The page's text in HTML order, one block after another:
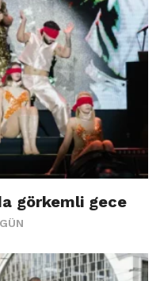
görkemli gece